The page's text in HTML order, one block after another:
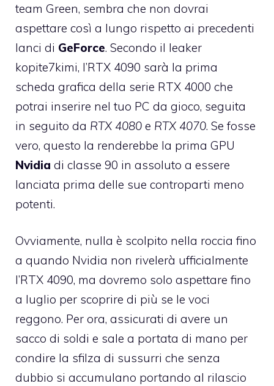
team Green, sembra che non dovrai
aspettare così a lungo rispetto ai precedenti
lanci di GeForce. Secondo il leaker
kopite7kimi, l’RTX 4090 sarà la prima
scheda grafica della serie RTX 4000 che
potrai inserire nel tuo PC da gioco, seguita
in seguito da RTX 4080 e RTX 4070. Se fosse
vero, questo la renderebbe la prima GPU
Nvidia di classe 90 in assoluto a essere
lanciata prima delle sue controparti meno
potenti.
Ovviamente, nulla è scolpito nella roccia fino
a quando Nvidia non rivelerà ufficialmente
l’RTX 4090, ma dovremo solo aspettare fino
a luglio per scoprire di più se le voci
reggono. Per ora, assicurati di avere un
sacco di soldi e sale a portata di mano per
condire la sfilza di sussurri che senza
dubbio si accumulano portando al rilascio